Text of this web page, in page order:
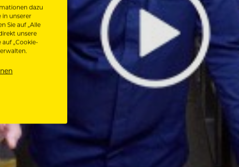
dazu
in unserer
Sie auf „Alle
unsere
„Cookie-